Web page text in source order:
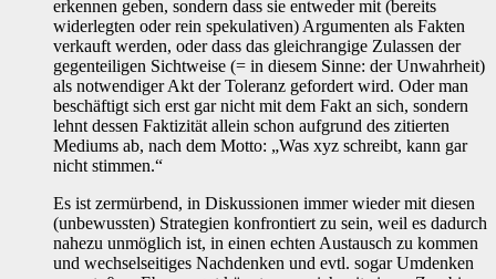
erkennen geben, sondern dass sie entweder mit (bereits
widerlegten oder rein spekulativen) Argumenten als Fakten
verkauft werden, oder dass das gleichrangige Zulassen der
gegenteiligen Sichtweise (= in diesem Sinne: der Unwahrheit)
als notwendiger Akt der Toleranz gefordert wird. Oder man
beschäftigt sich erst gar nicht mit dem Fakt an sich, sondern
lehnt dessen Faktizität allein schon aufgrund des zitierten
Mediums ab, nach dem Motto: „Was xyz schreibt, kann gar
nicht stimmen.“
Es ist zermürbend, in Diskussionen immer wieder mit diesen
(unbewussten) Strategien konfrontiert zu sein, weil es dadurch
nahezu unmöglich ist, in einen echten Austausch zu kommen
und wechselseitiges Nachdenken und evtl. sogar Umdenken